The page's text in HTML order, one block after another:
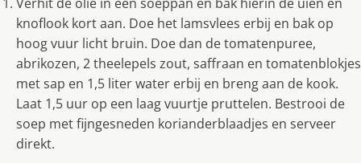
knoflook kort aan. Doe het lamsvlees erbij en bak op
hoog vuur licht bruin. Doe dan de tomatenpuree,
abrikozen, 2 theelepels zout, saffraan en tomatenblokjes
met sap en 1,5 liter water erbij en breng aan de kook.
Laat 1,5 uur op een laag vuurtje pruttelen. Bestrooi de
soep met fijngesneden korianderblaadjes en serveer
direkt.